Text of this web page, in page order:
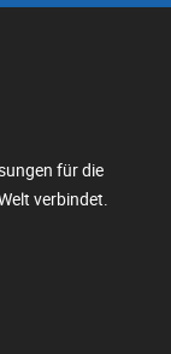
für die
verbindet.